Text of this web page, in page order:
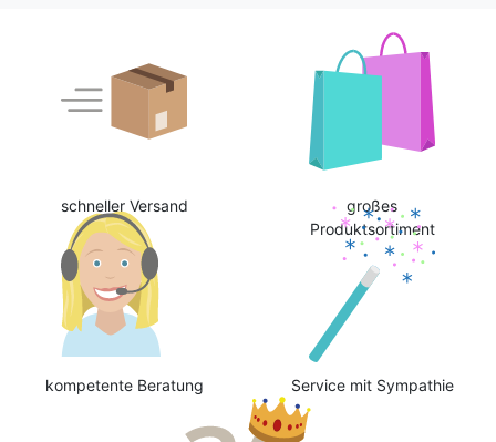
schneller Versand
großes
Produktsortiment
kompetente Beratung Service mit Sympathie